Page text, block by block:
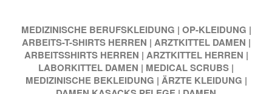
MEDIZINISCHE BERUFSKLEIDUNG | OP-KLEIDUNG |
ARBEITS-T-SHIRTS HERREN | ARZTKITTEL DAMEN |
ARBEITSSHIRTS HERREN | ARZTKITTEL HERREN |
LABORKITTEL DAMEN | MEDICAL SCRUBS |
MEDIZINISCHE BEKLEIDUNG | ÄRZTE KLEIDUNG |